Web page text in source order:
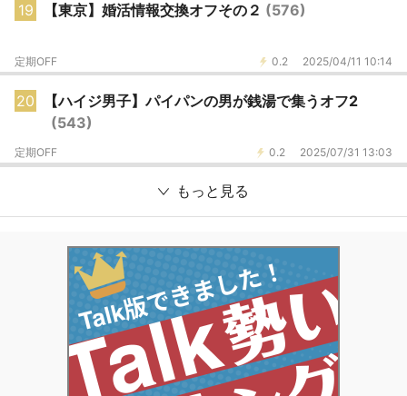
19 【東京】婚活情報交換オフその２ (576)
0.2 2025/04/11 10:14
定期OFF
20
【ハイジ男子】パイパンの男が銭湯で集うオフ2
(543)
0.2 2025/07/31 13:03
定期OFF
もっと見る